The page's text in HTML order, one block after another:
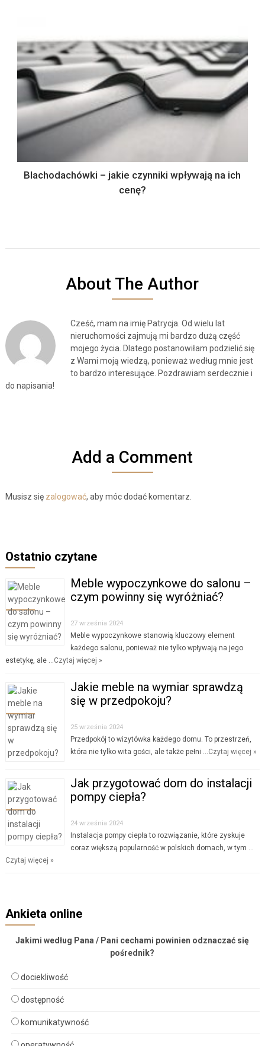
Blachodachówki – jakie czynniki wpływają na ich
cenę?
About The Author
Cześć, mam na imię Patrycja. Od wielu lat
nieruchomości zajmują mi bardzo dużą część
mojego życia. Dlatego postanowiłam podzielić się
z Wami moją wiedzą, ponieważ według mnie jest
to bardzo interesujące. Pozdrawiam serdecznie i
do napisania!
Add a Comment
Musisz się zalogować, aby móc dodać komentarz.
Ostatnio czytane
Meble wypoczynkowe do salonu –
czym powinny się wyróżniać?
27 września 2024
Meble wypoczynkowe stanowią kluczowy element
każdego salonu, ponieważ nie tylko wpływają na jego
estetykę, ale … Czytaj więcej »
Jakie meble na wymiar sprawdzą
się w przedpokoju?
25 września 2024
Przedpokój to wizytówka każdego domu. To przestrzeń,
która nie tylko wita gości, ale także pełni … Czytaj więcej »
Jak przygotować dom do instalacji
pompy ciepła?
24 września 2024
Instalacja pompy ciepła to rozwiązanie, które zyskuje
coraz większą popularność w polskich domach, w tym …
Czytaj więcej »
Ankieta online
Jakimi według Pana / Pani cechami powinien odznaczać się
pośrednik?
dociekliwość
dostępność
komunikatywność